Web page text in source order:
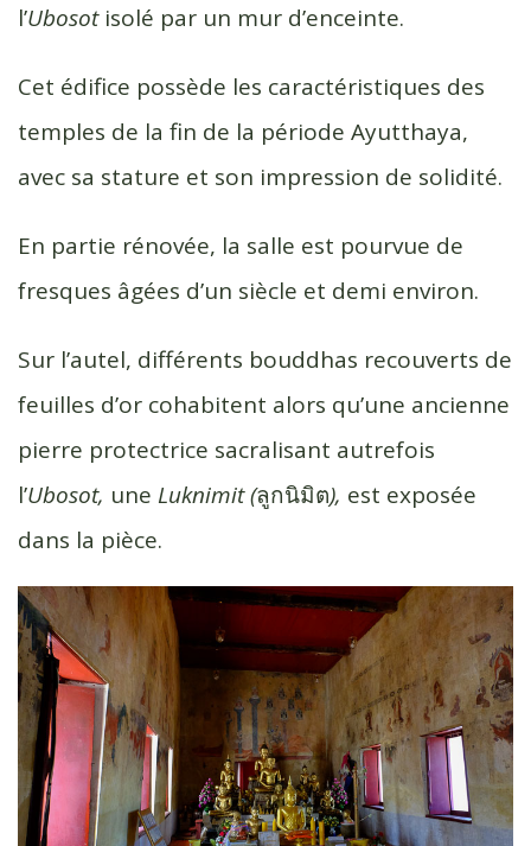
l’Ubosotisolé par un mur d’enceinte.
Cet édifice possède les caractéristiques des
temples de la fin de la période Ayutthaya,
avec sa stature et son impression de solidité.
En partie rénovée, la salle est pourvue de
fresques âgées d’un siècle et demi environ.
Sur l’autel, différents bouddhas recouverts de
feuilles d’or cohabitent alors qu’une ancienne
pierre protectrice sacralisant autrefois
l’Ubosot, une Luknimit (ลูกนิมิต), est exposée
dans la pièce.